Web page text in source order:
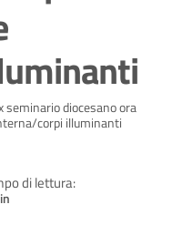
diocesano ora
corpi illuminanti
di lettura: